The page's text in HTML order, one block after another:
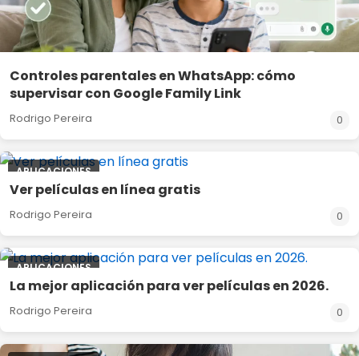
Controles parentales en WhatsApp: cómo
supervisar con Google Family Link
Rodrigo Pereira 0
APLICACIONES
Ver películas en línea gratis
Rodrigo Pereira 0
APLICACIONES
La mejor aplicación para ver películas en 2026.
Rodrigo Pereira 0